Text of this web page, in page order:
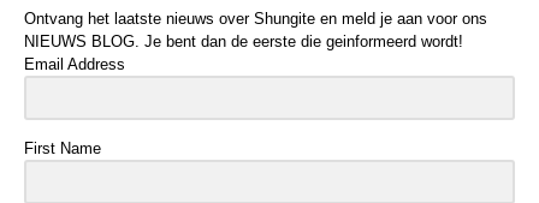
Ontvang het laatste nieuws over Shungite en meld je aan voor ons
NIEUWS BLOG. Je bent dan de eerste die geinformeerd wordt!
Email Address
First Name